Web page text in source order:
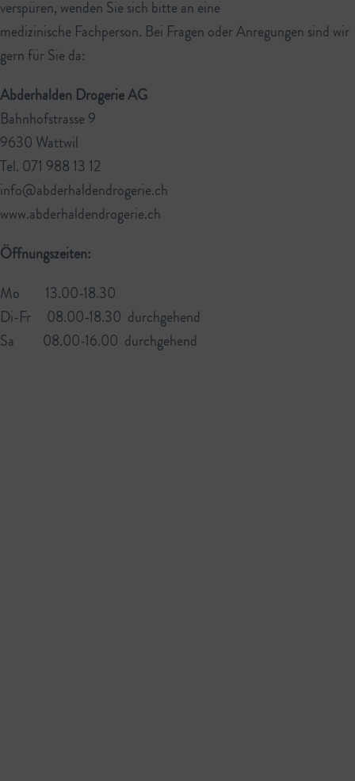
verspüren, wenden Sie sich bitte an eine
medizinische Fachperson. Bei Fragen oder Anregungen sind wir
gern für Sie da:
Abderhalden Drogerie AG
Bahnhofstrasse 9
9630 Wattwil
Tel. 071 988 13 12
info@abderhaldendrogerie.ch
www.abderhaldendrogerie.ch
Öffnungszeiten:
Mo 13.00-18.30
Di-Fr 08.00-18.30 durchgehend
Sa 08.00-16.00 durchgehend